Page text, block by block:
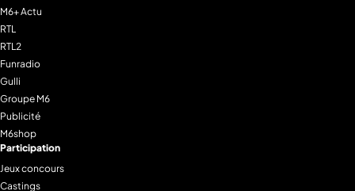
M6+ Actu
RTL
RTL2
Funradio
Gulli
Groupe M6
Publicité
M6shop
Participation
Jeux concours
Castings